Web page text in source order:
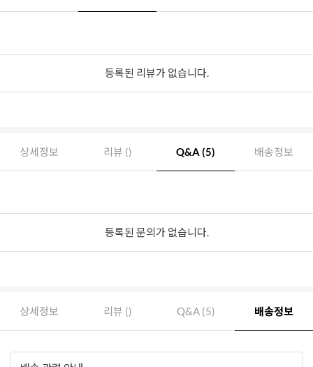
등록된 리뷰가 없습니다.
상세정보 리뷰 () Q&A (5) 배송정보
등록된 문의가 없습니다.
상세정보 리뷰 () Q&A (5) 배송정보